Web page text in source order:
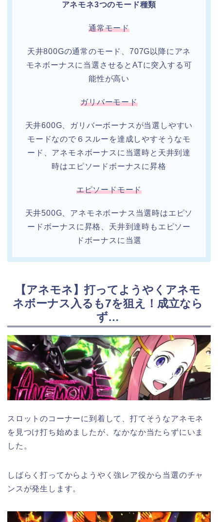
アネモネ3つのモード種類
通常モード
天井800Gの通常のモード、707G以降にアネ
モネボーナスに当選させるとATに突入する可
能性が高い
ガリバーモード
天井600G、ガリバーボーナスが当選しやすい
モードなので６スルーを達成しやすそうなモ
ード、アネモネボーナスに当選時と天井到達
時はエピソードボーナスに昇格
エピソードモード
天井500G、アネモネボーナス当選時はエピソ
ードボーナスに昇格、天井到達時もエピソー
ドボーナスに当選
【アネモネ】打ってようやくアネモ
ネボーナス入るも7を狙え！成立なら
ず…
スロットのコーナーに到着して、打てそうなアネモネ
を見つけ打ち始めましたが、なかなか当たらずにいま
した。
しばらく打ってからようやく強レア役から当選のチャ
ンスが発生します。